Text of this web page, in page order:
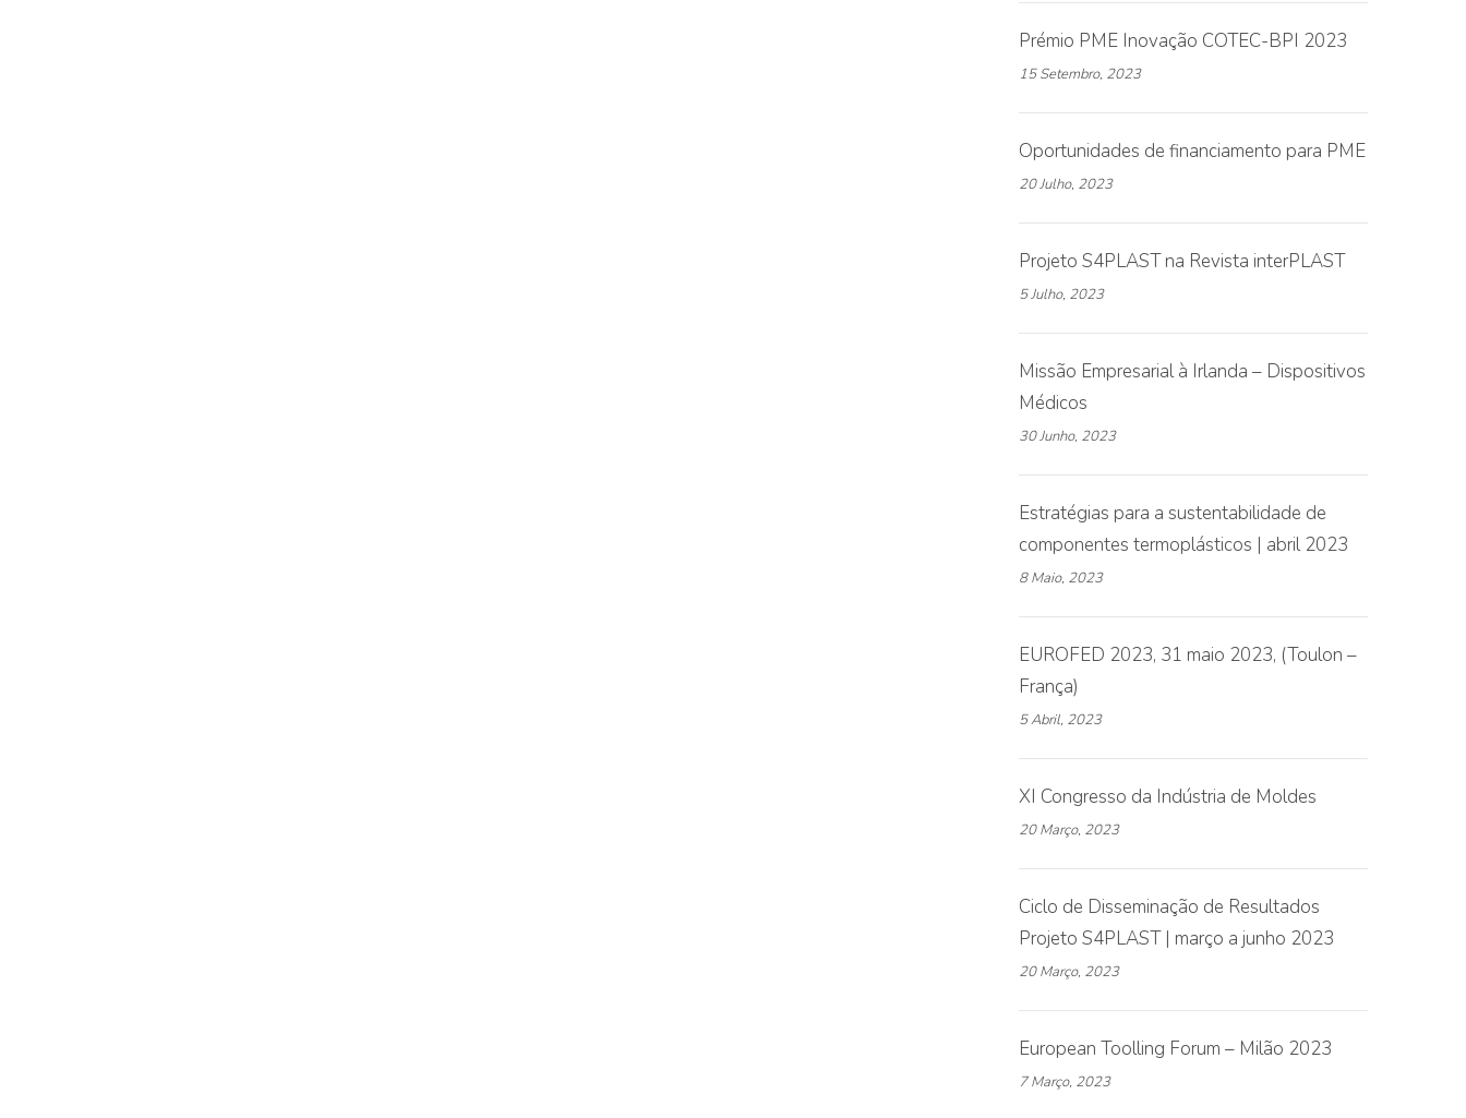
Prémio PME Inovação COTEC-BPI 2023
15 Setembro, 2023
Oportunidades de financiamento para PME
20 Julho, 2023
Projeto S4PLAST na Revista interPLAST
5 Julho, 2023
Missão Empresarial à Irlanda – Dispositivos
Médicos
30 Junho, 2023
Estratégias para a sustentabilidade de
componentes termoplásticos | abril 2023
8 Maio, 2023
EUROFED 2023, 31 maio 2023, (Toulon –
França)
5 Abril, 2023
XI Congresso da Indústria de Moldes
20 Março, 2023
Ciclo de Disseminação de Resultados
Projeto S4PLAST | março a junho 2023
20 Março, 2023
European Toolling Forum – Milão 2023
7 Março, 2023